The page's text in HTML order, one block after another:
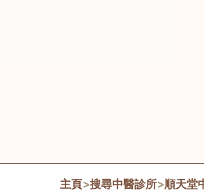
主頁>搜尋中醫診所>順天堂